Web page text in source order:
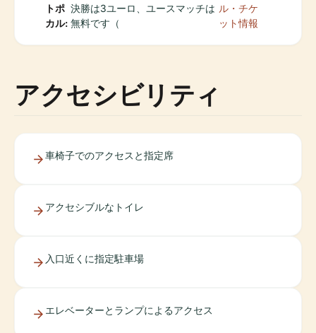
トポ
カル:
決勝は3ユーロ、ユースマッチは
無料です（
ル・チケ
ット情報
アクセシビリティ
車椅子でのアクセスと指定席
アクセシブルなトイレ
入口近くに指定駐車場
エレベーターとランプによるアクセス